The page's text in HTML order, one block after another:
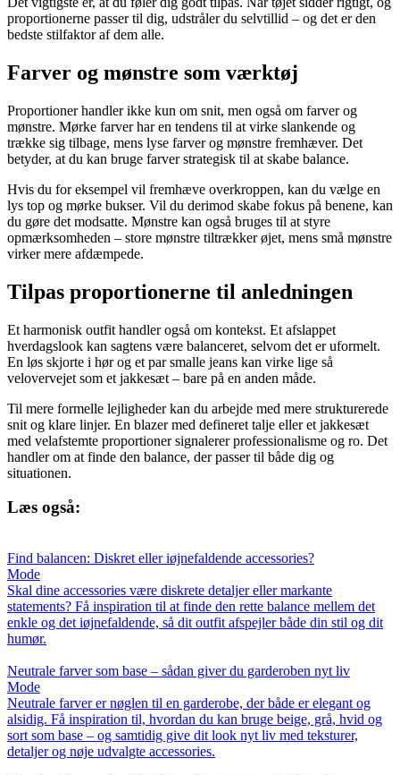
proportionerne passer til dig, udstråler du selvtillid – og det er den
bedste stilfaktor af dem alle.
Farver og mønstre som værktøj
Proportioner handler ikke kun om snit, men også om farver og
mønstre. Mørke farver har en tendens til at virke slankende og
trække sig tilbage, mens lyse farver og mønstre fremhæver. Det
betyder, at du kan bruge farver strategisk til at skabe balance.
Hvis du for eksempel vil fremhæve overkroppen, kan du vælge en
lys top og mørke bukser. Vil du derimod skabe fokus på benene, kan
du gøre det modsatte. Mønstre kan også bruges til at styre
opmærksomheden – store mønstre tiltrækker øjet, mens små mønstre
virker mere afdæmpede.
Tilpas proportionerne til anledningen
Et harmonisk outfit handler også om kontekst. Et afslappet
hverdagslook kan sagtens være balanceret, selvom det er uformelt.
En løs skjorte i hør og et par smalle jeans kan virke lige så
velovervejet som et jakkesæt – bare på en anden måde.
Til mere formelle lejligheder kan du arbejde med mere strukturerede
snit og klare linjer. En blazer med defineret talje eller et jakkesæt
med velafstemte proportioner signalerer professionalisme og ro. Det
handler om at finde den balance, der passer til både dig og
situationen.
Læs også:
Find balancen: Diskret eller iøjnefaldende accessories?
Mode
Skal dine accessories være diskrete detaljer eller markante
statements? Få inspiration til at finde den rette balance mellem det
enkle og det iøjnefaldende, så dit outfit afspejler både din stil og dit
humør.
Neutrale farver som base – sådan giver du garderoben nyt liv
Mode
Neutrale farver er nøglen til en garderobe, der både er elegant og
alsidig. Få inspiration til, hvordan du kan bruge beige, grå, hvid og
sort som base – og samtidig give dit look nyt liv med teksturer,
detaljer og nøje udvalgte accessories.